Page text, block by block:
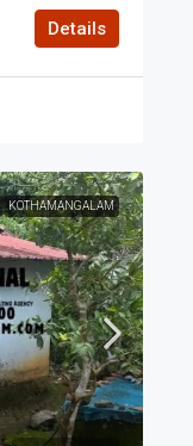
Details
KOTHAMANGALAM